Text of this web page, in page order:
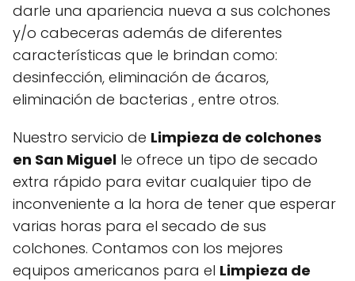
darle una apariencia nueva a sus colchones
y/o cabeceras además de diferentes
características que le brindan como:
desinfección, eliminación de ácaros,
eliminación de bacterias , entre otros.
Nuestro servicio de Limpieza de colchones
en San Miguel le ofrece un tipo de secado
extra rápido para evitar cualquier tipo de
inconveniente a la hora de tener que esperar
varias horas para el secado de sus
colchones. Contamos con los mejores
equipos americanos para el Limpieza de